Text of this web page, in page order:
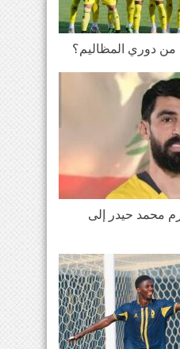
دوري المظاليم؟
محمد حيدر إلى